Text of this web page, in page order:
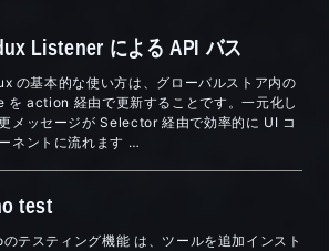
Listener による API バス
の基本的な使い方は、グローバルストア内の
を action 経由で更新することです。一元化し
メッセージが Selector 経由で効率的に UI コ
ネントに流れます …
test
テスティング機能 は、ツールを追加インスト